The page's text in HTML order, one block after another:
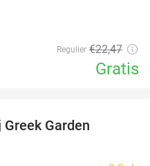
Regulier €22,47
Gratis
Garden